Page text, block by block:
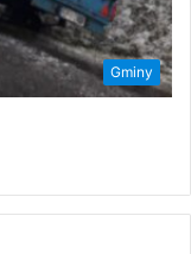
Gminy